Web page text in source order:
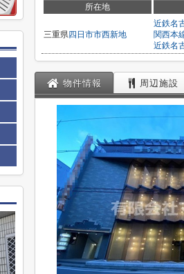
所在地
三重県四日市市西新地
近鉄名
関西本
近鉄名
物件情報 周辺施設